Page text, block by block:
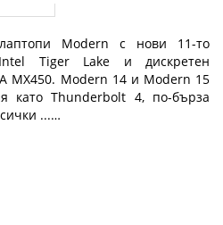
Modern с нови 11-то
Tiger Lake и дискретен
MX450. Modern 14 и Modern 15
като Thunderbolt 4, по-бърза
...…